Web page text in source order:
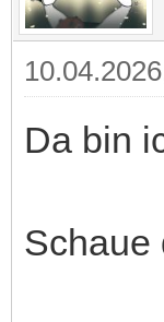
Da bin
Schaue